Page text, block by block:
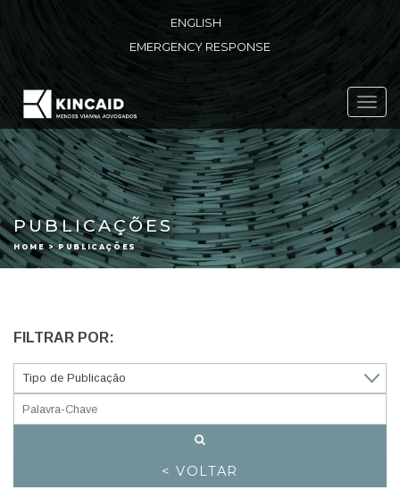
ENGLISH
EMERGENCY RESPONSE
PUBLICAÇÕES
HOME > PUBLICAÇÕES
FILTRAR POR:
< VOLTAR